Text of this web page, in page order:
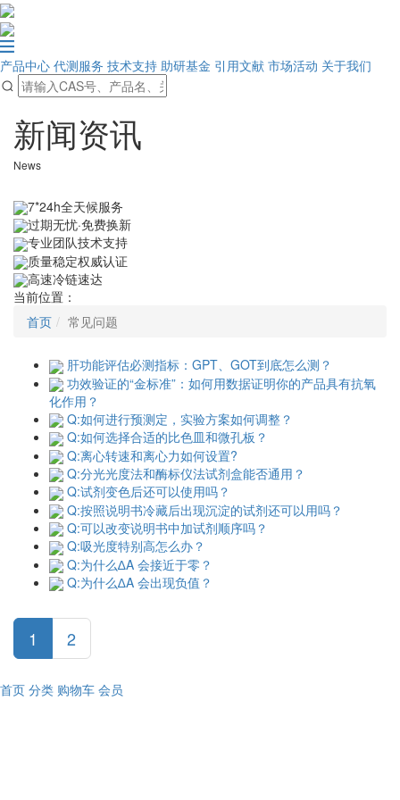
产品中心 代测服务 技术支持 助研基金 引用文献 市场活动 关于我们
新闻资讯
News
7*24h全天候服务
过期无忧·免费换新
专业团队技术支持
质量稳定权威认证
高速冷链速达
当前位置：
首页
常见问题
肝功能评估必测指标：GPT、GOT到底怎么测？
功效验证的“金标准”：如何用数据证明你的产品具有抗氧
化作用？
Q:如何进行预测定，实验方案如何调整？
Q:如何选择合适的比色皿和微孔板？
Q:离心转速和离心力如何设置?
Q:分光光度法和酶标仪法试剂盒能否通用？
Q:试剂变色后还可以使用吗？
Q:按照说明书冷藏后出现沉淀的试剂还可以用吗？
Q:可以改变说明书中加试剂顺序吗？
Q:吸光度特别高怎么办？
Q:为什么∆A 会接近于零？
Q:为什么∆A 会出现负值？
1 2
首页 分类 购物车 会员